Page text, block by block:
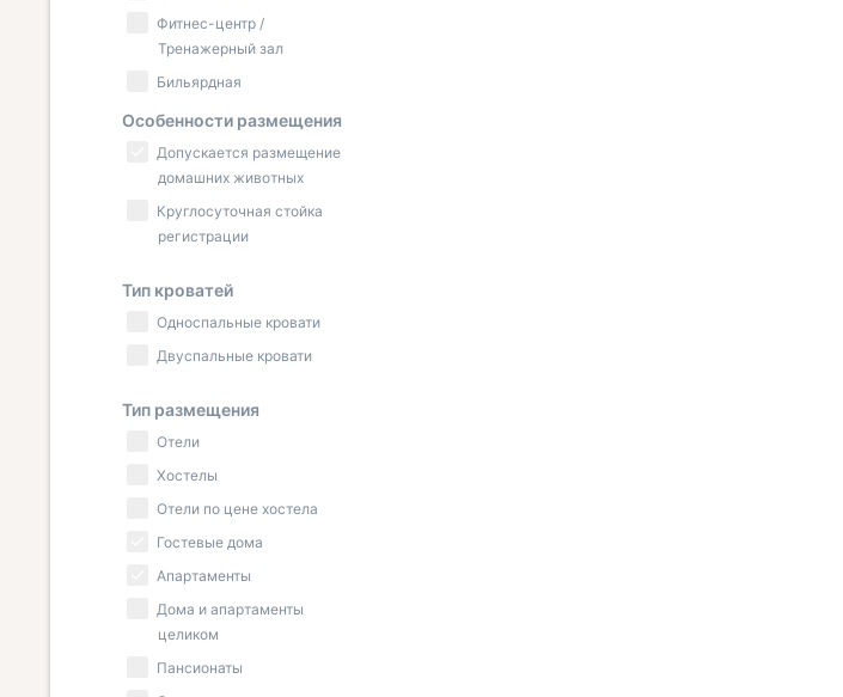
Фитнес-центр /
Тренажерный зал
Бильярдная
Особенности размещения
Допускается размещение
домашних животных
Круглосуточная стойка
регистрации
Тип кроватей
Односпальные кровати
Двуспальные кровати
Тип размещения
Отели
Хостелы
Отели по цене хостела
Гостевые дома
Апартаменты
Дома и апартаменты
целиком
Пансионаты